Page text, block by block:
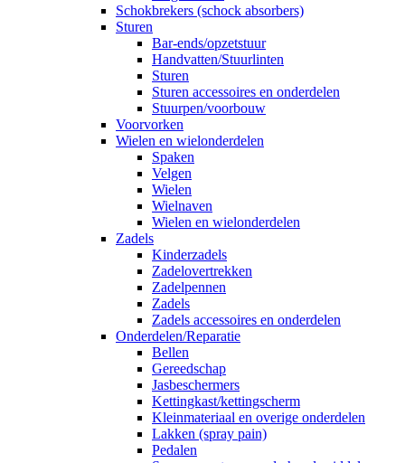
Schokbrekers (schock absorbers)
Sturen
Bar-ends/opzetstuur
Handvatten/Stuurlinten
Sturen
Sturen accessoires en onderdelen
Stuurpen/voorbouw
Voorvorken
Wielen en wielonderdelen
Spaken
Velgen
Wielen
Wielnaven
Wielen en wielonderdelen
Zadels
Kinderzadels
Zadelovertrekken
Zadelpennen
Zadels
Zadels accessoires en onderdelen
Onderdelen/Reparatie
Bellen
Gereedschap
Jasbeschermers
Kettingkast/kettingscherm
Kleinmateriaal en overige onderdelen
Lakken (spray pain)
Pedalen